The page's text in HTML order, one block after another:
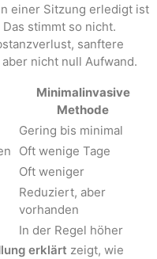
einer Sitzung erledigt ist
stimmt so nicht.
sanftere
nicht null Aufwand.
Minimalinvasive
Methode
Gering bis minimal
Oft wenige Tage
Oft weniger
Reduziert, aber
vorhanden
In der Regel höher
erklärt zeigt, wie